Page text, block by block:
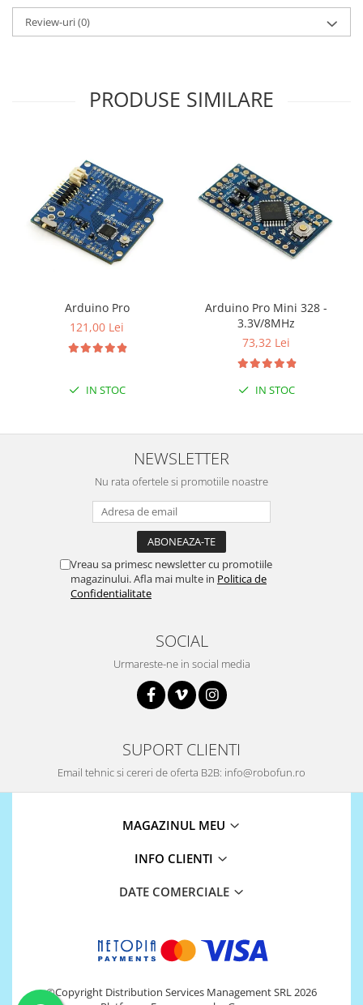
Review-uri(0)
PRODUSE SIMILARE
Arduino Pro
121,00 Lei
IN STOC
Arduino Pro Mini 328 -
3.3V/8MHz
73,32 Lei
IN STOC
NEWSLETTER
Nu rata ofertele si promotiile noastre
Vreau sa primesc newsletter cu promotiile
magazinului. Afla mai multe in Politica de
Confidentialitate
SOCIAL
Urmareste-ne in social media
SUPORT CLIENTI
Email tehnic si cereri de oferta B2B: info@robofun.ro
MAGAZINUL MEU
INFO CLIENTI
DATE COMERCIALE
©Copyright Distribution Services Management SRL 2026